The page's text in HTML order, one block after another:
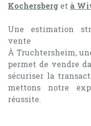
Kochersberg et à
Une estimation
vente
À Truchtersheim,
permet de vendre
sécuriser la
mettons notre
réussite.